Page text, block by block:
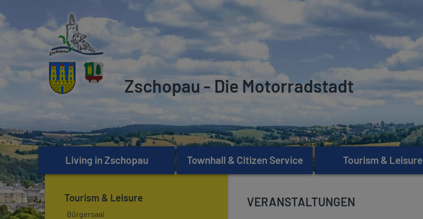
Zschopau - Die Motorradstadt
Living in Zschopau Townhall & Citizen Service Tourism & Leisure
Tourism & Leisure
Bürgersaal
VERANSTALTUNGEN